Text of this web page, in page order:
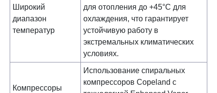
Широкий
диапазон
температур
для отопления до +45°С для
охлаждения, что гарантирует
устойчивую работу в
экстремальных климатических
условиях.
Компрессоры
Использование спиральных
компрессоров Copeland с